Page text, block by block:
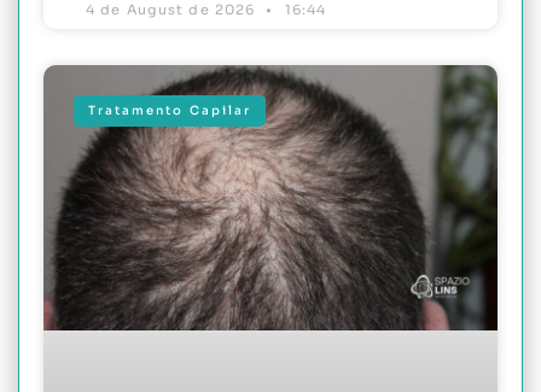
4 de August de 2026 16:44
Tratamento Capilar